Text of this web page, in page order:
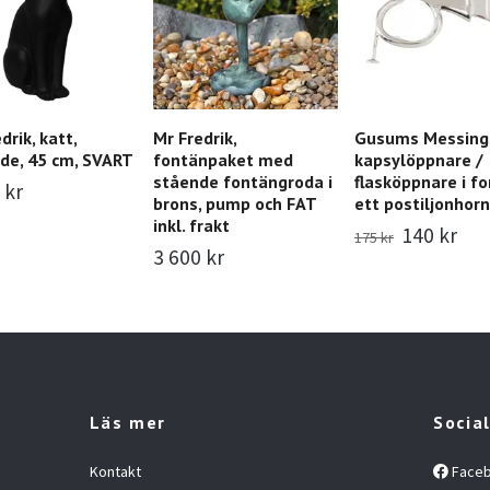
katt,
45 cm, SVART
kr
Mr Fredrik,
fontänpaket med
stående fontängroda i
brons, pump och FAT
inkl. frakt
3 600 kr
Gusums
kapsylöppnare /
flasköppnare i
ett postiljonhorn
175 kr 140 kr
Läs mer
Kontakt